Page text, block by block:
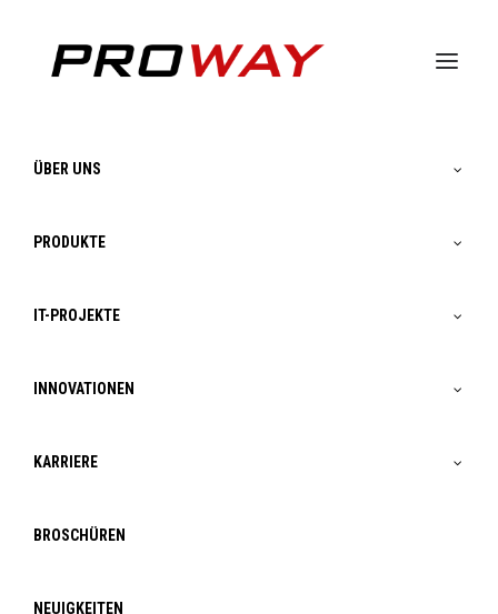
ÜBER UNS
PRODUKTE
IT-PROJEKTE
INNOVATIONEN
KARRIERE
BROSCHÜREN
NEUIGKEITEN